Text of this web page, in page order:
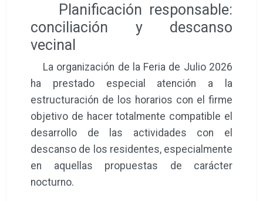
Planificación responsable:
conciliación y descanso
vecinal
La organización de la Feria de Julio 2026
ha prestado especial atención a la
estructuración de los horarios con el firme
objetivo de hacer totalmente compatible el
desarrollo de las actividades con el
descanso de los residentes, especialmente
en aquellas propuestas de carácter
nocturno.